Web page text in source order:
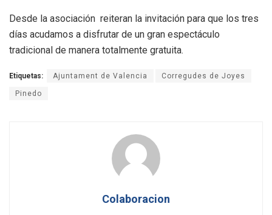
Desde la asociación reiteran la invitación para que los tres
días acudamos a disfrutar de un gran espectáculo
tradicional de manera totalmente gratuita.
Etiquetas: Ajuntament de Valencia Corregudes de Joyes
Pinedo
Colaboracion